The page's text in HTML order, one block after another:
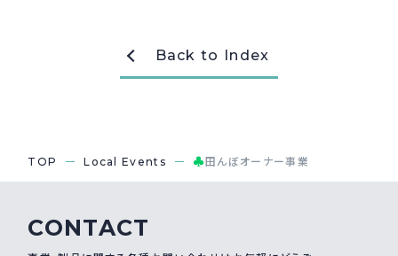
Back to Index
TOP Local Events ♣田んぼオーナー事業
CONTACT